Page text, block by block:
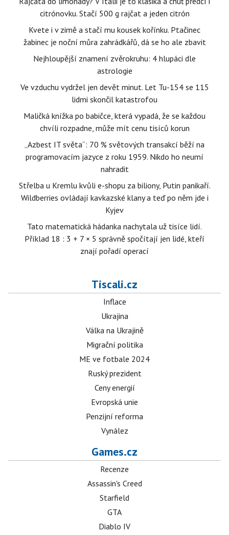
citrónovku. Stačí 500 g rajčat a jeden citrón
Kvete i v zimě a stačí mu kousek kořínku. Ptačinec
žabinec je noční můra zahrádkářů, dá se ho ale zbavit
Nejhloupější znamení zvěrokruhu: 4 hlupáci dle
astrologie
Ve vzduchu vydržel jen devět minut. Let Tu-154 se 115
lidmi skončil katastrofou
Maličká knížka po babičce, která vypadá, že se každou
chvíli rozpadne, může mít cenu tisíců korun
„Azbest IT světa“: 70 % světových transakcí běží na
programovacím jazyce z roku 1959. Nikdo ho neumí
nahradit
Střelba u Kremlu kvůli e-shopu za biliony, Putin panikaří.
Wildberries ovládají kavkazské klany a teď po něm jde i
Kyjev
Tato matematická hádanka nachytala už tisíce lidí.
Příklad 18 : 3 + 7 × 5 správně spočítají jen lidé, kteří
znají pořadí operací
Tiscali.cz
Inflace
Ukrajina
Válka na Ukrajině
Migrační politika
ME ve fotbale 2024
Ruský prezident
Ceny energií
Evropská unie
Penzijní reforma
Vynález
Games.cz
Recenze
Assassin's Creed
Starfield
GTA
Diablo IV